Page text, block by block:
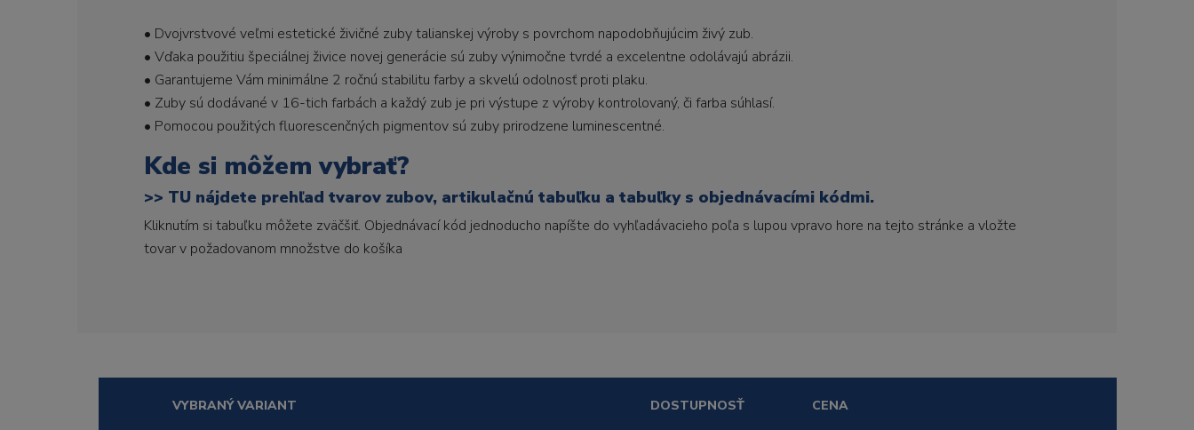
• Dvojvrstvové veľmi estetické živičné zuby talianskej výroby s povrchom napodobňujúcim živý zub.
• Vďaka použitiu špeciálnej živice novej generácie sú zuby výnimočne tvrdé a excelentne odolávajú abrázii.
• Garantujeme Vám minimálne 2 ročnú stabilitu farby a skvelú odolnosť proti plaku.
• Zuby sú dodávané v 16-tich farbách a každý zub je pri výstupe z výroby kontrolovaný, či farba súhlasí.
• Pomocou použitých fluorescenčných pigmentov sú zuby prirodzene luminescentné.
Kde si môžem vybrať?
>> TU nájdete prehľad tvarov zubov, artikulačnú tabuľku a tabuľky s objednávacími kódmi.
Kliknutím si tabuľku môžete zväčšiť. Objednávací kód jednoducho napíšte do vyhľadávacieho poľa s lupou vpravo hore na tejto stránke a vložte
tovar v požadovanom množstve do košíka
VYBRANÝ VARIANT DOSTUPNOSŤ CENA